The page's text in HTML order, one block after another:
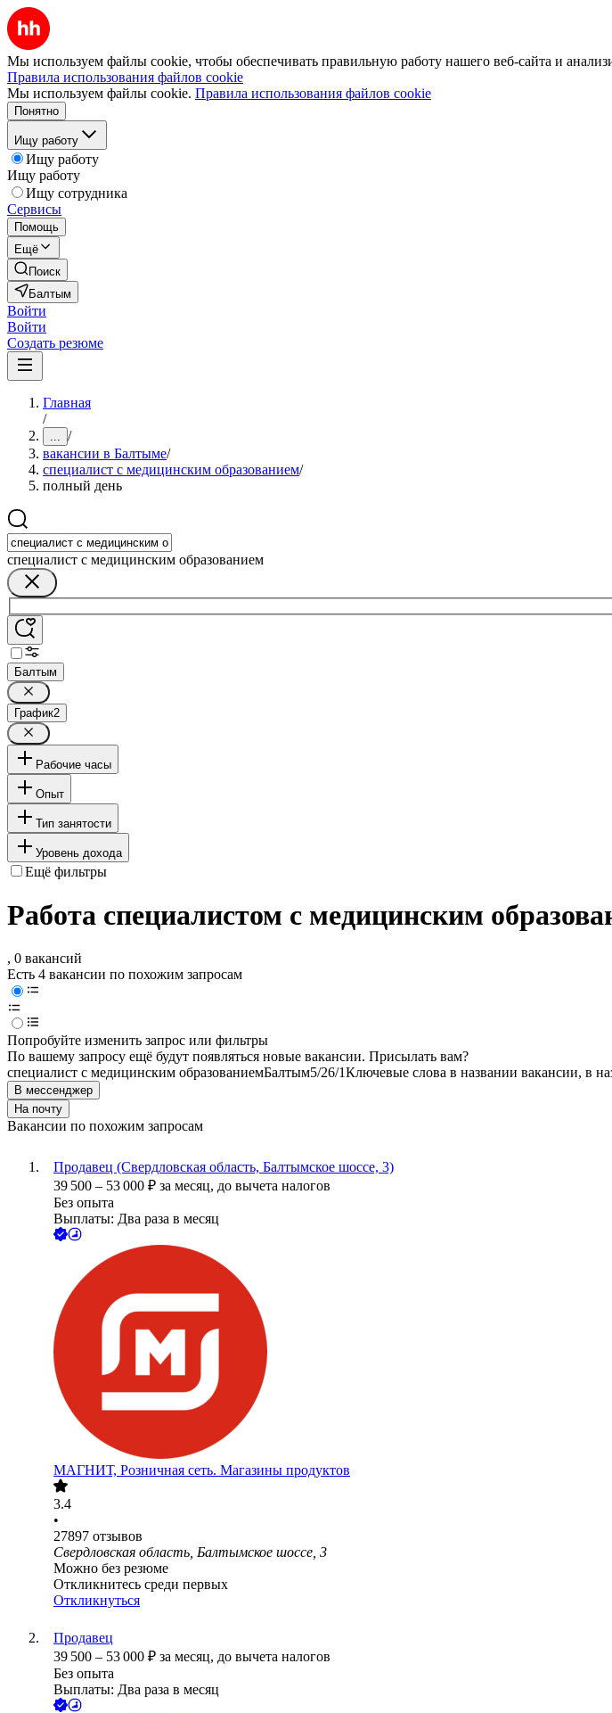
Мы используем файлы cookie, чтобы обеспечивать правильную работу нашего веб-сайта и
Правила использования файлов cookie
Мы используем файлы cookie. Правила использования файлов cookie
Понятно
Ищу работу
Ищу работу
Ищу работу
Ищу сотрудника
Сервисы
Помощь
Ещё
Поиск
Балтым
Войти
Войти
Создать резюме
Главная
/
... /
вакансии в Балтыме/
специалист с медицинским образованием/
полный день
специалист с медицинским образованием
Балтым
График2
Рабочие часы
Опыт
Тип занятости
Уровень дохода
Ещё фильтры
Работа специалистом с медицинским
, 0 вакансий
Есть 4 вакансии по похожим запросам
Попробуйте изменить запрос или фильтры
По вашему запросу ещё будут появляться новые вакансии. Присылать вам?
специалист с медицинским образованиемБалтым5/26/1Ключевые слова в названии вакансии, в
В мессенджер
На почту
Вакансии по похожим запросам
Продавец (Свердловская область, Балтымское шоссе, 3)
39 500 – 53 000 ₽ за месяц, до вычета налогов
Без опыта
Выплаты: Два раза в месяц
МАГНИТ, Розничная сеть. Магазины продуктов
3.4
•
27897 отзывов
Свердловская область, Балтымское шоссе, 3
Можно без резюме
Откликнитесь среди первых
Откликнуться
Продавец
39 500 – 53 000 ₽ за месяц, до вычета налогов
Без опыта
Выплаты: Два раза в месяц